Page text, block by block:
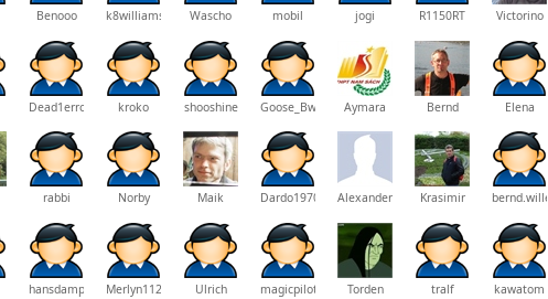
Benooo k8williams26 Wascho mobil jogi R1150RT Victorino
Dead1error kroko shooshine Goose_Bw Aymara Bernd Elena
rabbi Norby Maik Dardo1970 Alexander Krasimir bernd.wille
hansdampf540Merlyn112 Ulrich magicpilot Torden tralf kawatom